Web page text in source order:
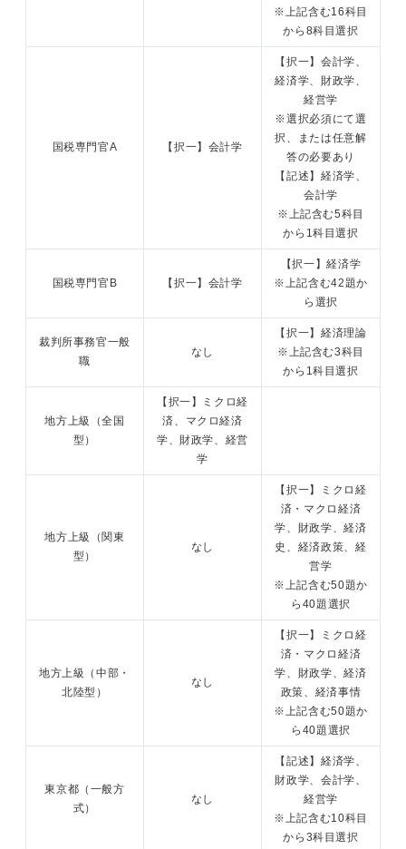
※上記含む16科目
から8科目選択
国税専門官A 【択一】会計学
【択一】会計学、
経済学、財政学、
経営学
※選択必須にて選
択、または任意解
答の必要あり
【記述】経済学、
会計学
※上記含む5科目
から1科目選択
国税専門官B 【択一】会計学
【択一】経済学
※上記含む42題か
ら選択
裁判所事務官一般
職
なし
【択一】経済理論
※上記含む3科目
から1科目選択
地方上級（全国
型）
【択一】ミクロ経
済、マクロ経済
学、財政学、経営
学
地方上級（関東
型）
なし
【択一】ミクロ経
済・マクロ経済
学、財政学、経済
史、経済政策、経
営学
※上記含む50題か
ら40題選択
地方上級（中部・
北陸型）
なし
【択一】ミクロ経
済・マクロ経済
学、財政学、経済
政策、経済事情
※上記含む50題か
ら40題選択
東京都（一般方
式）
なし
【記述】経済学、
財政学、会計学、
経営学
※上記含む10科目
から3科目選択